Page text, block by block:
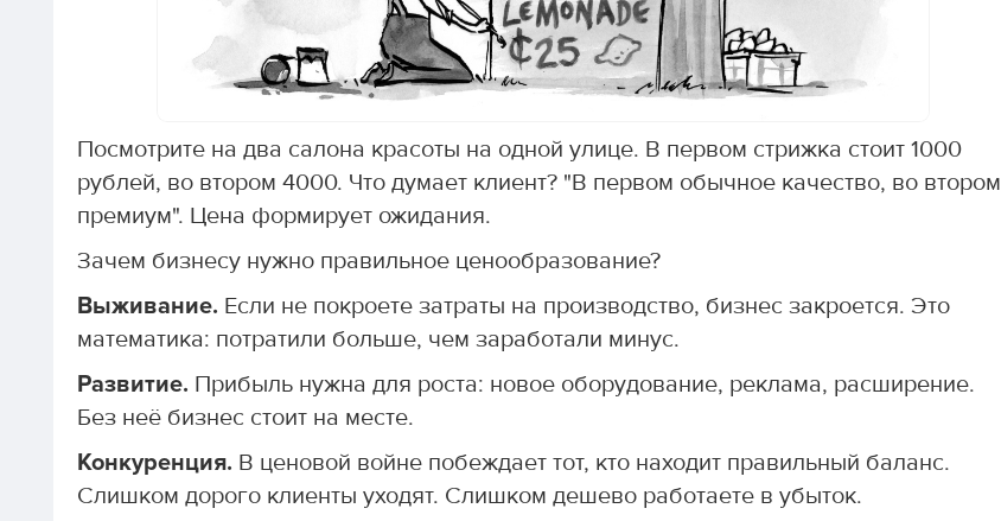
Посмотрите на два салона красоты на одной улице. В первом стрижка стоит 1000
рублей, во втором 4000. Что думает клиент? "В первом обычное качество, во втором
премиум". Цена формирует ожидания.
Зачем бизнесу нужно правильное ценообразование?
Выживание. Если не покроете затраты на производство, бизнес закроется. Это
математика: потратили больше, чем заработали минус.
Развитие. Прибыль нужна для роста: новое оборудование, реклама, расширение.
Без неё бизнес стоит на месте.
Конкуренция. В ценовой войне побеждает тот, кто находит правильный баланс.
Слишком дорого клиенты уходят. Слишком дешево работаете в убыток.